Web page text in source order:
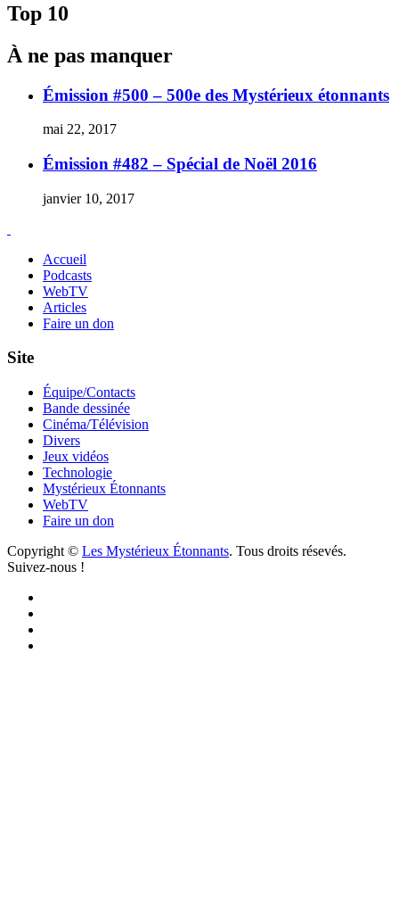
Top 10
À ne pas manquer
Émission #500 – 500e des Mystérieux étonnants
mai 22, 2017
Émission #482 – Spécial de Noël 2016
janvier 10, 2017
Accueil
Podcasts
WebTV
Articles
Faire un don
Site
Équipe/Contacts
Bande dessinée
Cinéma/Télévision
Divers
Jeux vidéos
Technologie
Mystérieux Étonnants
WebTV
Faire un don
Copyright © Les Mystérieux Étonnants. Tous droits résevés.
Suivez-nous !